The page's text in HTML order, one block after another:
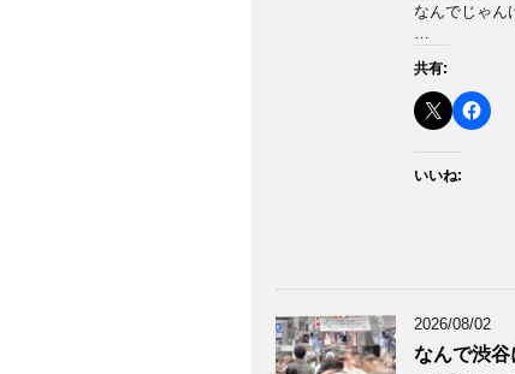
なんでじゃん
…
共有:
いいね:
2026/08/02
なんで渋谷